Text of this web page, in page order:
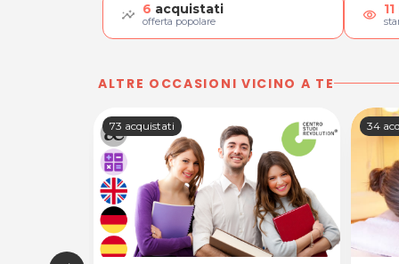
6 acquistati
offerta popolare visibility 11
ALTRE OCCASIONI VICINO A TE
73 acquistati 34